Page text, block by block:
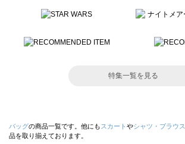
特集一覧を見る
バッグの商品一覧です。他にも スカート やシャツ・ブラウス
品を取り揃えております。